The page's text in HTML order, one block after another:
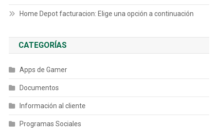
Home Depot facturacion: Elige una opción a continuación
CATEGORÍAS
Apps de Gamer
Documentos
Información al cliente
Programas Sociales